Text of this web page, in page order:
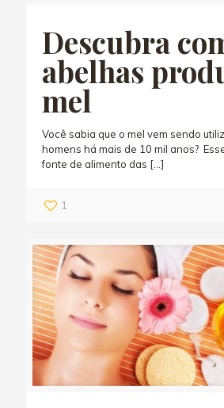
Descubra
abelhas
mel
Você sabia que o mel vem sendo
homens há mais de 10 mil anos?
fonte de alimento das […]
1